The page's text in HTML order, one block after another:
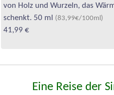
von Holz und Wurzeln, das
schenkt. 50 ml
(83,99€/100ml)
41,99 €
Eine Reise der